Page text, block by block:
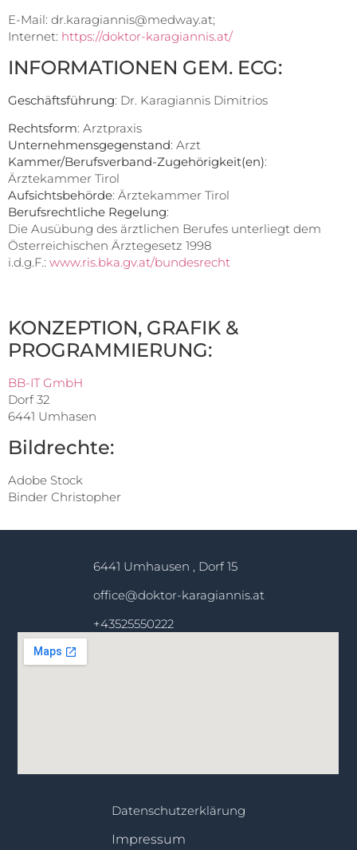
E-Mail: dr.karagiannis@medway.at; ‎
Internet: https://doktor-karagiannis.at/
INFORMATIONEN GEM. ECG:
Geschäftsführung: Dr. Karagiannis Dimitrios
Rechtsform: Arztpraxis
Unternehmensgegenstand: Arzt
Kammer/Berufsverband-Zugehörigkeit(en):
Ärztekammer Tirol
Aufsichtsbehörde: Ärztekammer Tirol
Berufsrechtliche Regelung:
Die Ausübung des ärztlichen Berufes unterliegt dem
Österreichischen Ärztegesetz 1998
i.d.g.F.: www.ris.bka.gv.at/bundesrecht
KONZEPTION, GRAFIK &
PROGRAMMIERUNG:
BB-IT GmbH
Dorf 32
6441 Umhasen
Bildrechte:
Adobe Stock
Binder Christopher
6441 Umhausen , Dorf 15
office@doktor-karagiannis.at
+43525550222
Datenschutzerklärung
Impressum